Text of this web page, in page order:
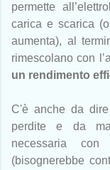
permette
carica e scarica
aumenta), al
rimescolano con
un rendimento
C'è anche da
perdite e da
necessaria
(bisognerebbe